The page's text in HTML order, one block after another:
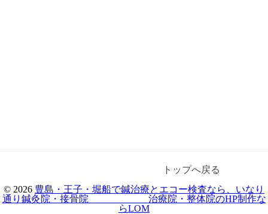
トップへ戻る
© 2026 豊島・王子・堀船で鍼治療とエコー検査なら、いなり
通り鍼灸院・接骨院 治療院・整体院のHP制作な
らLOM